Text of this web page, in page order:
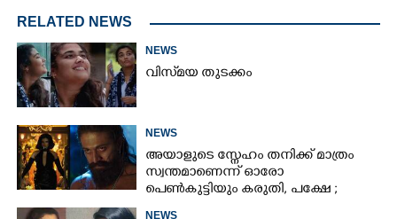
RELATED NEWS
NEWS
വിസ്‌മയ തുടക്കം
NEWS
അയാളുടെ സ്നേഹം തനിക്ക് മാത്രം
സ്വന്തമാണെന്ന് ഓരോ
പെൺകുട്ടിയും കരുതി,​ പക്ഷേ ;
NEWS